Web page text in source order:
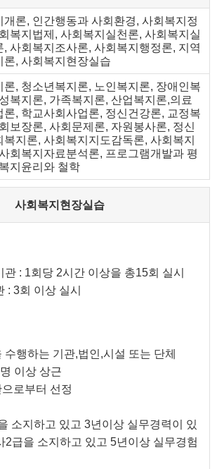
개론, 인간행동과 사회환경, 사회복지정
복지법제, 사회복지실천론, 사회복지실
, 사회복지조사론, 사회복지행정론, 지역
론, 사회복지현장실습
론, 청소년복지론, 노인복지론, 장애인복
복지론, 가족복지론, 산업복지론,의료
론, 학교사회사업론, 정신건강론, 교정복
보장론, 사회문제론, 자원봉사론, 정신
복지론, 사회복지지도감독론, 사회복지
회복지자료분석론, 프로그램개발과 평
지윤리와 철학
사회복지현장실습
: 1회당 2시간 이상을 총15회 실시
: 3회 이상 실시
행하는 기관,법인,시설 또는 단체
이상 상근
로부터 선정
소지하고 있고 3년이상 실무경력이 있
2급을 소지하고 있고 5년이상 실무경험